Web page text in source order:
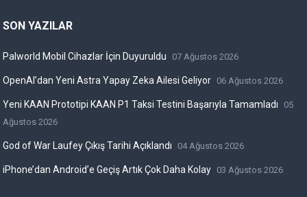
SON YAZILAR
Palworld Mobil Cihazlar İçin Duyuruldu 07 Ağustos 2026
OpenAI’dan Yeni Astra Yapay Zeka Ailesi Geliyor 06 Ağustos 2026
Yeni KAAN Prototipi KAAN P1 Taksi Testini Başarıyla Tamamladı
05
Ağustos 2026
God of War Laufey Çıkış Tarihi Açıklandı 04 Ağustos 2026
iPhone’dan Android’e Geçiş Artık Çok Daha Kolay 03 Ağustos 2026